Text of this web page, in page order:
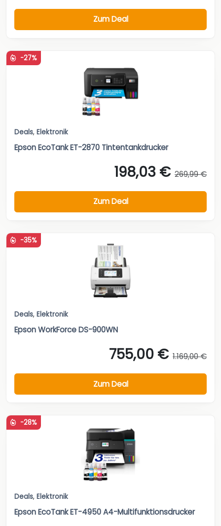
Zum Deal
-27%
Deals, Elektronik
Epson EcoTank ET-2870 Tintentankdrucker
198,03 € 269,99 €
Zum Deal
-35%
Deals, Elektronik
Epson WorkForce DS-900WN
755,00 € 1.169,00 €
Zum Deal
-28%
Deals, Elektronik
Epson EcoTank ET-4950 A4-Multifunktionsdrucker